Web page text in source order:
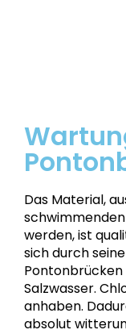
Das Material,
werden, ist
sich durch
Pontonbrücken
Salzwasser.
anhaben.
absolut